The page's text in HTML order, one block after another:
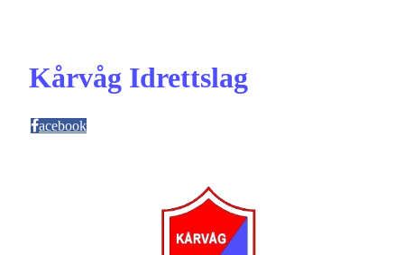
Kårvåg Idrettslag
acebook